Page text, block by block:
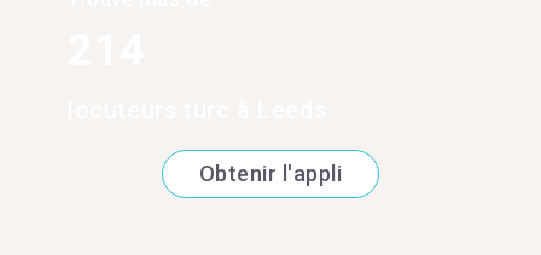
Obtenir l'appli